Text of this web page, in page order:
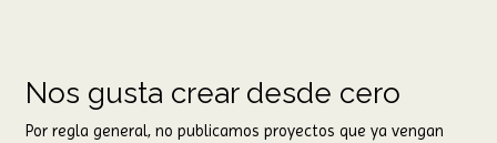
Nos gusta crear desde cero
Por regla general, no publicamos proyectos que ya vengan